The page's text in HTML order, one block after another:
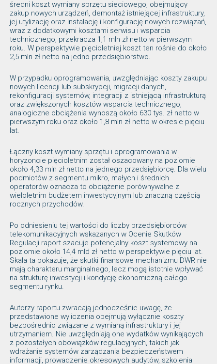
średni koszt wymiany sprzętu sieciowego, obejmujący
zakup nowych urządzeń, demontaż istniejącej infrastruktury,
jej utylizację oraz instalację i konfigurację nowych rozwiązań,
wraz z dodatkowymi kosztami serwisu i wsparcia
technicznego, przekracza 1,1 mln zł netto w pierwszym
roku. W perspektywie pięcioletniej koszt ten rośnie do około
2,5 mln zł netto na jedno przedsiębiorstwo.
W przypadku oprogramowania, uwzględniając koszty zakupu
nowych licencji lub subskrypcji, migracji danych,
rekonfiguracji systemów, integracji z istniejącą infrastrukturą
oraz zwiększonych kosztów wsparcia technicznego,
analogiczne obciążenia wynoszą około 630 tys. zł netto w
pierwszym roku oraz około 1,8 mln zł netto w okresie pięciu
lat.
Łączny koszt wymiany sprzętu i oprogramowania w
horyzoncie pięcioletnim został oszacowany na poziomie
około 4,33 mln zł netto na jednego przedsiębiorcę. Dla wielu
podmiotów z segmentu mikro, małych i średnich
operatorów oznacza to obciążenie porównywalne z
wieloletnim budżetem inwestycyjnym lub znaczną częścią
rocznych przychodów.
Po odniesieniu tej wartości do liczby przedsiębiorców
telekomunikacyjnych wskazanych w Ocenie Skutków
Regulacji raport szacuje potencjalny koszt systemowy na
poziomie około 14,4 mld zł netto w perspektywie pięciu lat.
Skala ta pokazuje, że skutki finansowe mechanizmu DWR nie
mają charakteru marginalnego, lecz mogą istotnie wpływać
na strukturę inwestycji i kondycję ekonomiczną całego
segmentu rynku.
Autorzy raportu zwracają jednocześnie uwagę, że
przedstawione wyliczenia obejmują wyłącznie koszty
bezpośrednio związane z wymianą infrastruktury i jej
utrzymaniem. Nie uwzględniają one wydatków wynikających
z pozostałych obowiązków regulacyjnych, takich jak
wdrażanie systemów zarządzania bezpieczeństwem
informacji, prowadzenie okresowych audytów, szkolenia